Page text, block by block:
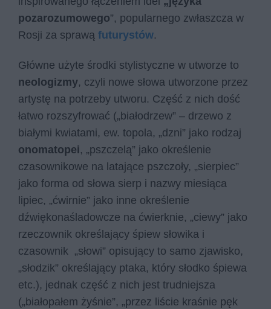
pozarozumowego”, popularnego zwłaszcza w
Rosji za sprawą futurystów.
Główne użyte środki stylistyczne w utworze to
neologizmy, czyli nowe słowa utworzone przez
artystę na potrzeby utworu. Część z nich dość
łatwo rozszyfrować („białodrzew” – drzewo z
białymi kwiatami, ew. topola, „dzni” jako rodzaj
onomatopei, „pszczelą” jako określenie
czasownikowe na latające pszczoły, „sierpiec”
jako forma od słowa sierp i nazwy miesiąca
lipiec, „ćwirnie” jako inne określenie
dźwiękonaśladowcze na ćwierknie, „ciewy” jako
rzeczownik określający śpiew słowika i
czasownik „słowi” opisujący to samo zjawisko,
„słodzik” określający ptaka, który słodko śpiewa
etc.), jednak część z nich jest trudniejsza
(„białopałem żyśnie”, „przez liście kraśnie pęk